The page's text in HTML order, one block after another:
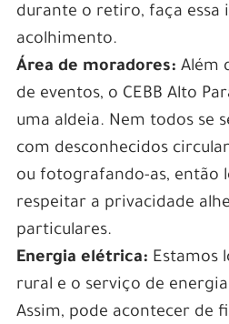
durante o retiro, faça essa
acolhimento.
Área de moradores: Além
de eventos, o CEBB Alto
uma aldeia. Nem todos se
com desconhecidos
ou fotografando-as, então
respeitar a privacidade
particulares.
Energia elétrica: Estamos
rural e o serviço de
Assim, pode acontecer de